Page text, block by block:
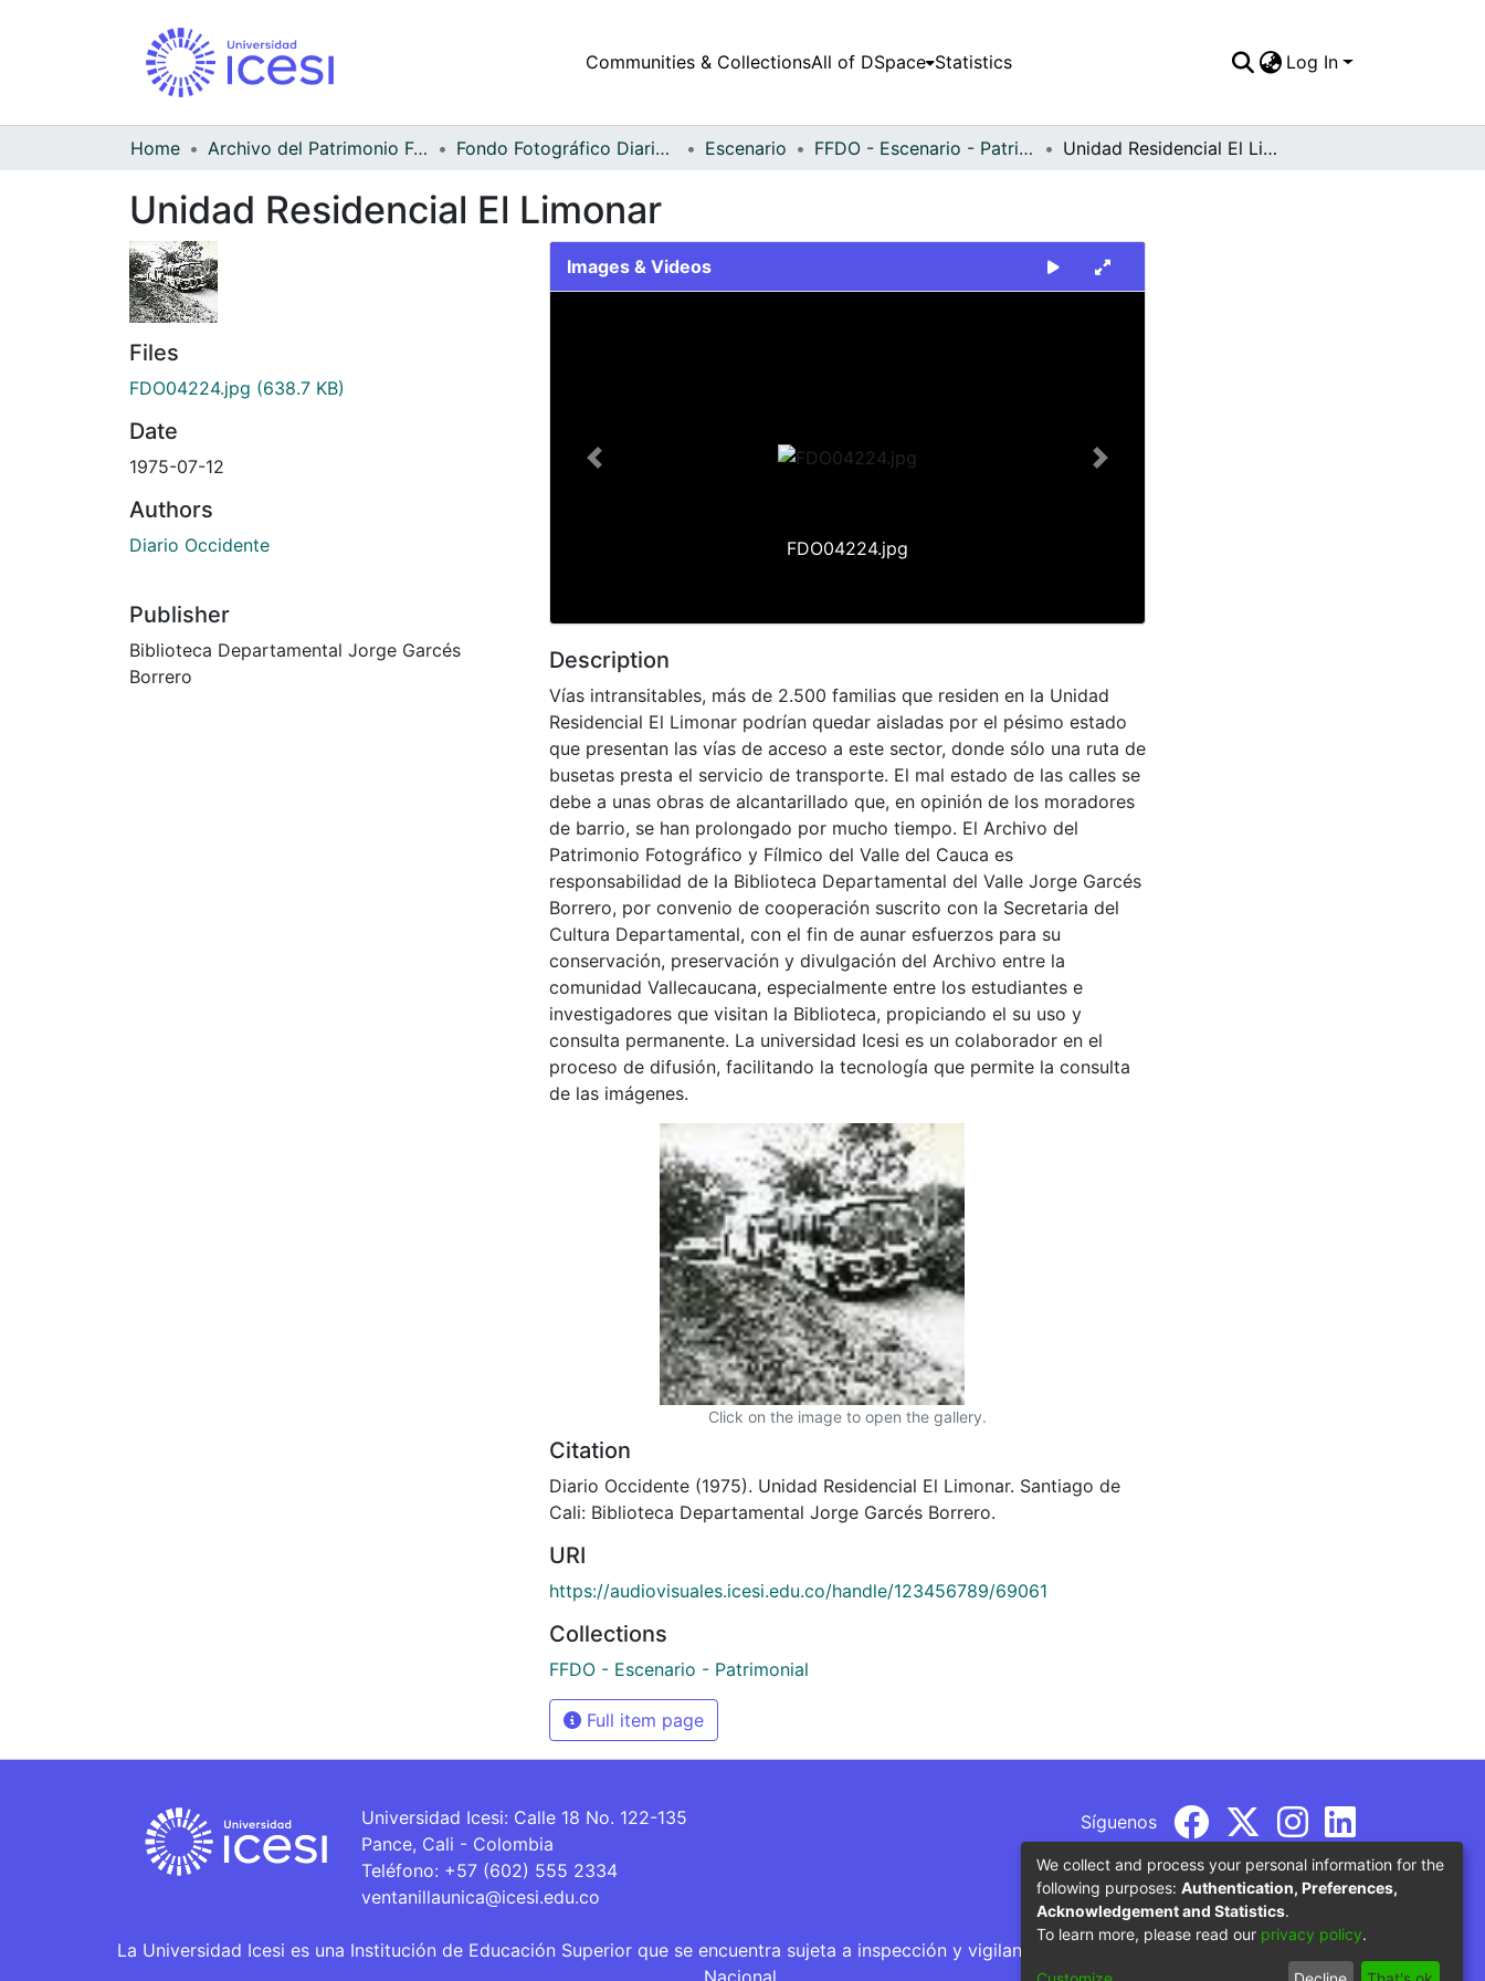
Communities & CollectionsAll of DSpace Statistics Log In
Home Archivo del Patrimonio Fotográfico y Fílmico del Valle del Cauca Fondo Fotográfico Diario Occidente Escenario FFDO - Escenario - Patrimonial Unidad Residencial El Limonar
Unidad Residencial El Limonar
Files
FDO04224.jpg (638.7 KB)
Date
1975-07-12
Authors
Diario Occidente
Publisher
Biblioteca Departamental Jorge Garcés
Borrero
Images & Videos
FDO04224.jpg
Previous Next
Description
Vías intransitables, más de 2.500 familias que residen en la Unidad
Residencial El Limonar podrían quedar aisladas por el pésimo estado
que presentan las vías de acceso a este sector, donde sólo una ruta de
busetas presta el servicio de transporte. El mal estado de las calles se
debe a unas obras de alcantarillado que, en opinión de los moradores
de barrio, se han prolongado por mucho tiempo. El Archivo del
Patrimonio Fotográfico y Fílmico del Valle del Cauca es
responsabilidad de la Biblioteca Departamental del Valle Jorge Garcés
Borrero, por convenio de cooperación suscrito con la Secretaria del
Cultura Departamental, con el fin de aunar esfuerzos para su
conservación, preservación y divulgación del Archivo entre la
comunidad Vallecaucana, especialmente entre los estudiantes e
investigadores que visitan la Biblioteca, propiciando el su uso y
consulta permanente. La universidad Icesi es un colaborador en el
proceso de difusión, facilitando la tecnología que permite la consulta
de las imágenes.
Click on the image to open the gallery.
Citation
Diario Occidente (1975). Unidad Residencial El Limonar. Santiago de
Cali: Biblioteca Departamental Jorge Garcés Borrero.
URI
https://audiovisuales.icesi.edu.co/handle/123456789/69061
Collections
FFDO - Escenario - Patrimonial
Full item page
Universidad Icesi: Calle 18 No. 122-135
Pance, Cali - Colombia
Teléfono: +57 (602) 555 2334
ventanillaunica@icesi.edu.co
Síguenos
La Universidad Icesi es una Institución de Educación Superior que se encuentra sujeta a inspección y vigilancia por parte del Ministerio de Educación
Nacional.
We collect and process your personal information for the
following purposes: Authentication, Preferences,
Acknowledgement and Statistics.
To learn more, please read our privacy policy.